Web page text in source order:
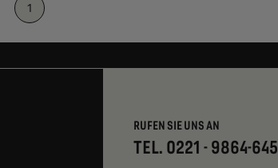
1
RUFEN SIE UNS AN
TEL. 0221 - 9864-645